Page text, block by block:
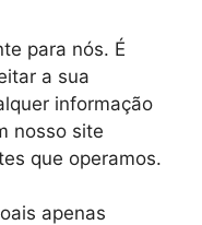
para nós. É
a sua
informação
nosso site
que operamos.
apenas